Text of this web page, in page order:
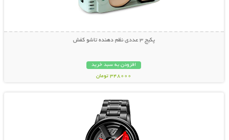
پکیج 3 عددی نظم دهنده تاشو کفش
افزودن به سبد خرید
348000 تومان
نمایش توضیحات بیشتر